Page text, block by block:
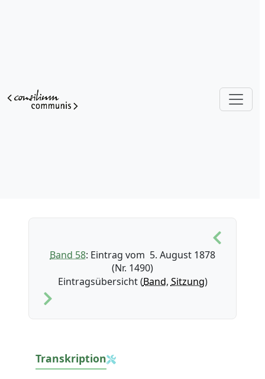
Band 58: Eintrag vom 5. August 1878
(Nr. 1490)
Eintragsübersicht (Band, Sitzung)
Transkription